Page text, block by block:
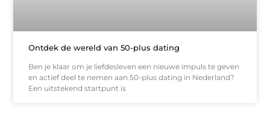
Ontdek de wereld van 50-plus dating
Ben je klaar om je liefdesleven een nieuwe impuls te geven
en actief deel te nemen aan 50-plus dating in Nederland?
Een uitstekend startpunt is